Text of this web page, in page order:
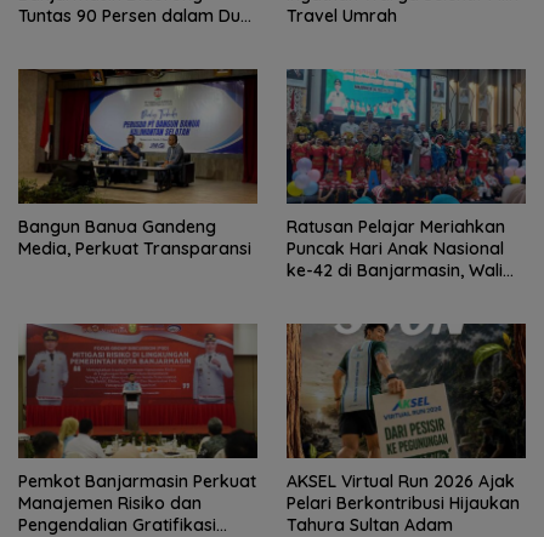
Tuntas 90 Persen dalam Dua
Travel Umrah
Bangun Banua Gandeng
Media, Perkuat Transparansi
Ratusan Pelajar Meriahkan
Puncak Hari Anak Nasional
ke-42 di Banjarmasin, Wali
Pemkot Banjarmasin Perkuat
Manajemen Risiko dan
Pengendalian Gratifikasi
AKSEL Virtual Run 2026 Ajak
Pelari Berkontribusi Hijaukan
Tahura Sultan Adam